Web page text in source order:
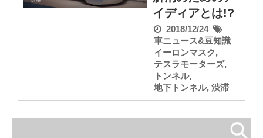
イディアとは!?
2018/12/24
車ニュース&豆知識
イーロンマスク,
テスラモーターズ,
トンネル,
地下トンネル, 渋滞